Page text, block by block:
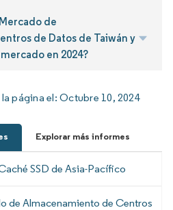
de
de Datos de Taiwán y
en 2024?
página el:Octubre 10, 2024
Explorar más informes
SSD de Asia-Pacífico
de Almacenamiento de Centros